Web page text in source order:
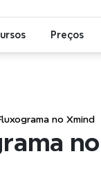
no Xmind
Preços